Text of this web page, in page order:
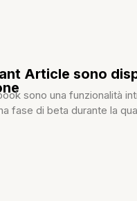
Article sono
sono una funzionalità
fase di beta durante la